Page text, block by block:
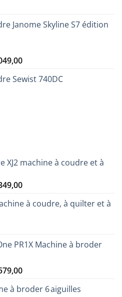
Janome Skyline S7 édition
Le
actuel
Sewist 740DC
XJ2 machine à coudre et à
Le
actuel
à coudre, à quilter et à
PR1X Machine à broder
Le
actuel
à broder 6 aiguilles